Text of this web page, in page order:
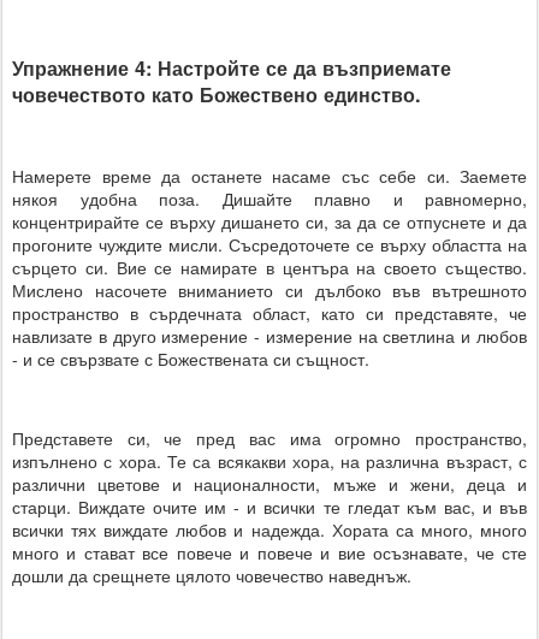
Упражнение 4: Настройте се да възприемате
човечеството като Божествено единство.
Намерете време да останете насаме със себе си. Заемете
някоя удобна поза. Дишайте плавно и равномерно,
концентрирайте се върху дишането си, за да се отпуснете и да
прогоните чуждите мисли. Съсредоточете се върху областта на
сърцето си. Вие се намирате в центъра на своето същество.
Мислено насочете вниманието си дълбоко във вътрешното
пространство в сърдечната област, като си представяте, че
навлизате в друго измерение - измерение на светлина и любов
- и се свързвате с Божествената си същност.
Представете си, че пред вас има огромно пространство,
изпълнено с хора. Те са всякакви хора, на различна възраст, с
различни цветове и националности, мъже и жени, деца и
старци. Виждате очите им - и всички те гледат към вас, и във
всички тях виждате любов и надежда. Хората са много, много
много и стават все повече и повече и вие осъзнавате, че сте
дошли да срещнете цялото човечество наведнъж.